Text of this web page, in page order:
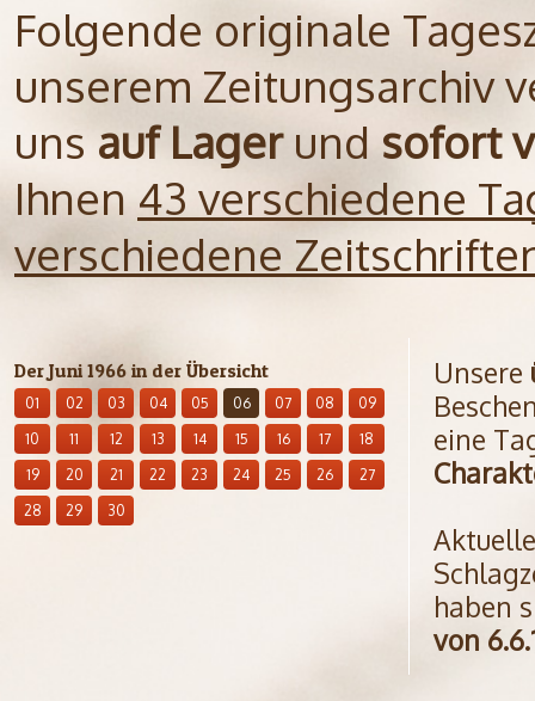
Folgende originale
unserem Zeitungsarchiv
uns auf Lagerund sofort
Ihnen 43 verschiedene
verschiedene
Der Juni 1966 in der Übersicht
01 02 03 04 05 06 07 08
09
10
11 12 13 14 15 16 17
18
19
20 21 22 23 24 25 26
27
28
29 30
Unsere
eine
haben
von